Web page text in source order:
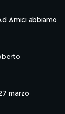
Amici abbiamo
marzo